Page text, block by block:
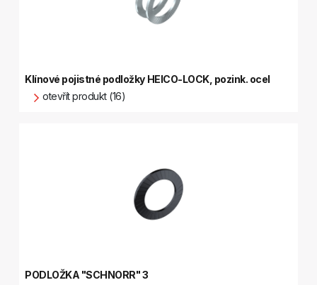
Klínové pojistné podložky HEICO-LOCK, pozink. ocel
otevřít produkt (16)
PODLOŽKA "SCHNORR" 3